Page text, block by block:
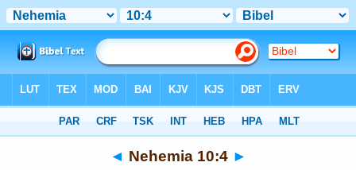
◄ Nehemia 10:4 ►